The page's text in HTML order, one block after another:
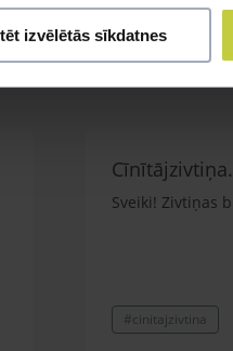
izvēlētās sīkdatnes
Cīnītājzivtiņa.
Sveiki! Zivtiņas
#cinitajzivtina